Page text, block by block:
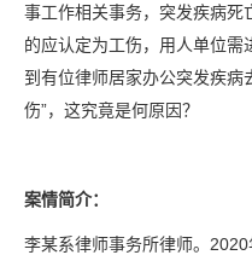
事工作相关事务，突发疾病死
的应认定为工伤，用人单位
到有位律师居家办公突发疾病
伤”，这究竟是何原因？
案情简介：
李某系律师事务所律师。